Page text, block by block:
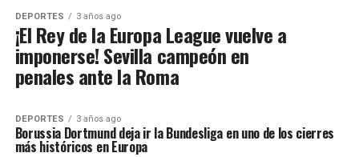
DEPORTES 3 años ago
¡El Rey de la Europa League vuelve a
imponerse! Sevilla campeón en
penales ante la Roma
DEPORTES 3 años ago
Borussia Dortmund deja ir la Bundesliga en uno de los cierres
más históricos en Europa